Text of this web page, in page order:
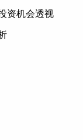
资机会透视